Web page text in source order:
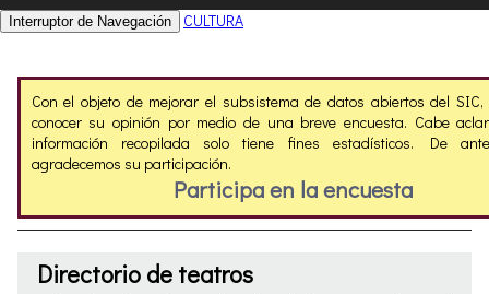
Interruptor de Navegación CULTURA
Con el objeto de mejorar el subsistema de datos abiertos del SIC,
conocer su opinión por medio de una breve encuesta. Cabe
información recopilada solo tiene fines estadísticos. De
agradecemos su participación.
Participa en la encuesta
Directorio de teatros